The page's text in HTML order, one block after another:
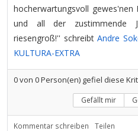
hocherwartungsvoll
und all der zustimmende
riesengroß!'' schreibt Andre
KULTURA-EXTRA
0von 0Person(en) gefiel diese
Gefällt mir
Kommentar schreiben Teilen